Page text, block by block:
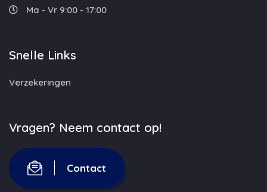
Ma - Vr 9:00 - 17:00
Snelle Links
Verzekeringen
Vragen? Neem contact op!
Contact